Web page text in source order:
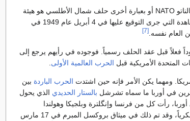
منظمة معاهدة شمال الأطلسي أو ما يرمز إليه بالناتو NATO أو بعبارة أخرى حلف شمال الأطلسي هو هيئة
دولية شبه قارية أنشئت لتكون الجهاز المنّفذ للمعاهدة التي جرى التوقيع عليها في 4 أبريل عام 1949 في
[7]
فعلاً قبل عقد الحلف رسمياً. فوجوده في رأيهم يرجع إلى
المتحدة الأمريكية قبل الحرب العالمية الأولى
ومهما يكن الأمر فإنه حين اشتدت الحرب الباردة بين
في أوربا ما سماه تشرشل بالستار الحديدي الذي يحول
رأت كل من فرنسا وإنگلترة وبلجيكا وهولندا
ولوكسمبورگ أن مصالحها تقتضي أن تتحالف عسكرياً، وقد تم ذلك في ميثاق بروكسل المبرم في 17 مارس